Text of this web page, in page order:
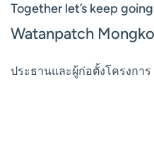
Together let’s keep
Watanpatch
ประธานและผู้ก่อตั้งโครงการ